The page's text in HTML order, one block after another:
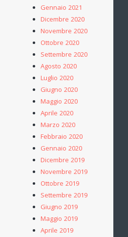
Gennaio 2021
Dicembre 2020
Novembre 2020
Ottobre 2020
Settembre 2020
Agosto 2020
Luglio 2020
Giugno 2020
Maggio 2020
Aprile 2020
Marzo 2020
Febbraio 2020
Gennaio 2020
Dicembre 2019
Novembre 2019
Ottobre 2019
Settembre 2019
Giugno 2019
Maggio 2019
Aprile 2019